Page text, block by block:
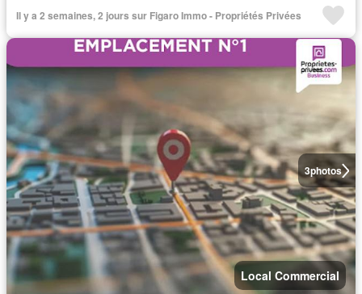
Il y a 2 semaines, 2 jours sur Figaro Immo - Propriétés Privées
3photos
Local Commercial